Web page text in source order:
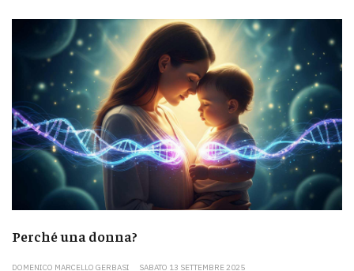
Perché una donna?
DOMENICO MARCELLO GERBASI SABATO 13 SETTEMBRE 2025